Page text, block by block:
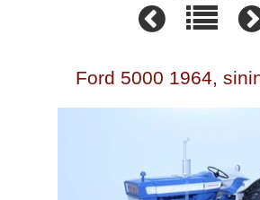
Ford 5000 1964,